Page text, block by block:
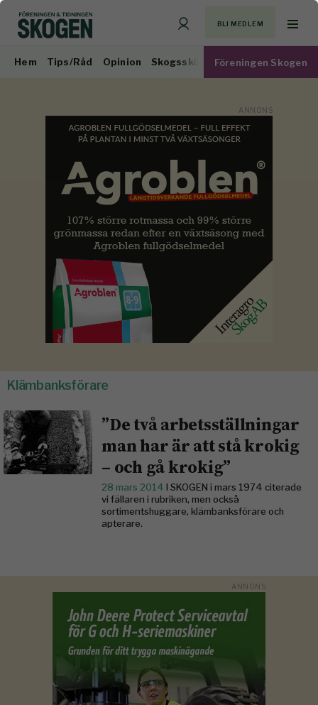
BLI MEDLEM
Hem Tips/Råd Opinion Skogsskötsel Virkesmarknad
Föreningen Skogen
Klämbanksförare
”De två arbetsställningar
man har är att stå krokig
– och gå krokig”
28 mars 2014 I SKOGEN i mars 1974 citerade
vi fällaren i rubriken, men också
sortimentshuggare, klämbanksförare och
apterare.